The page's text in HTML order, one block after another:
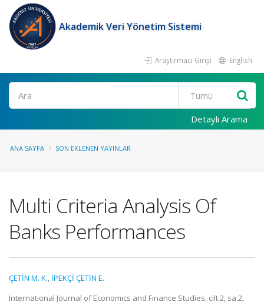
Akademik Veri Yönetim Sistemi
Araştırmacı Girişi English
Ara
Detaylı Arama
ANA SAYFA SON EKLENEN YAYINLAR
Multi Criteria Analysis Of
Banks Performances
ÇETİN M. K., İPEKÇİ ÇETİN E.
International Journal of Economics and Finance Studies, cilt.2, sa.2,